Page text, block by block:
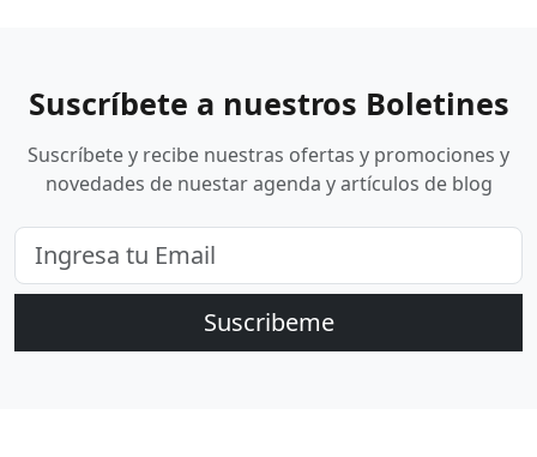
Suscríbete a nuestros Boletines
Suscríbete y recibe nuestras ofertas y promociones y
novedades de nuestar agenda y artículos de blog
Suscribeme